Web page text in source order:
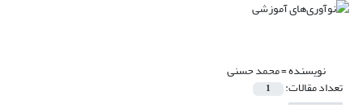
نویسنده =محمد حسنی
تعداد مقالات: 1